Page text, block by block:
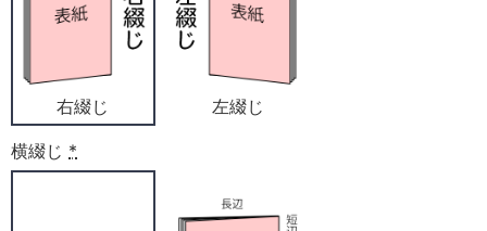
右綴じ 左綴じ
横綴じ *